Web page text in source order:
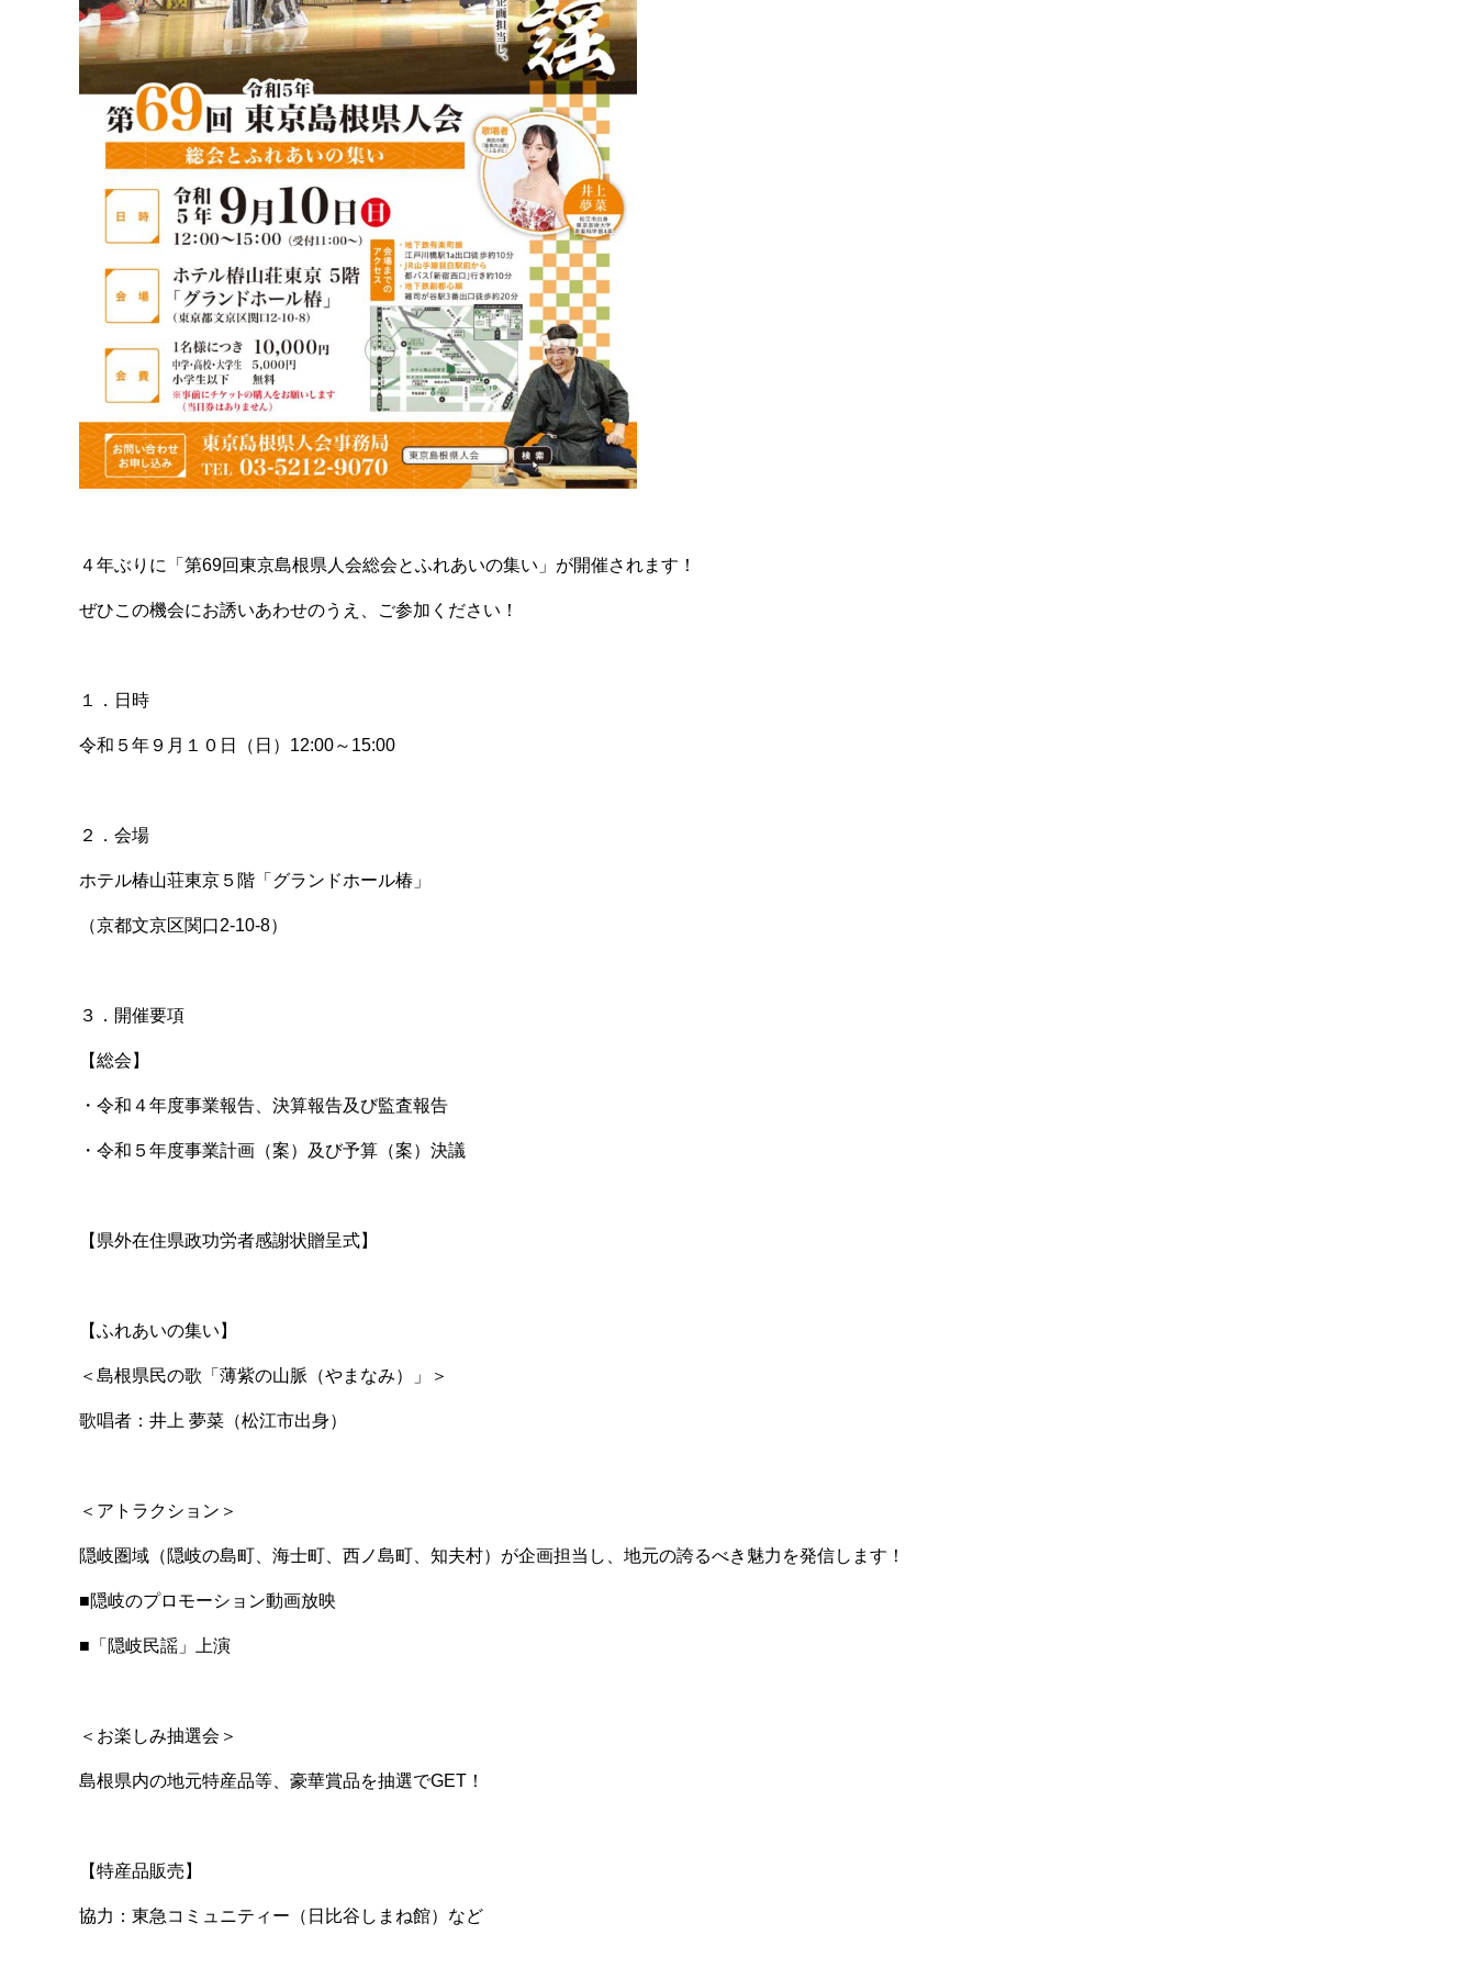
４年ぶりに「第69回東京島根県人会総会とふれあいの集い」が開催されます！
ぜひこの機会にお誘いあわせのうえ、ご参加ください！
１．日時
令和５年９月１０日（日）12:00～15:00
２．会場
ホテル椿山荘東京５階「グランドホール椿」
（京都文京区関口2-10-8）
３．開催要項
【総会】
・令和４年度事業報告、決算報告及び監査報告
・令和５年度事業計画（案）及び予算（案）決議
【県外在住県政功労者感謝状贈呈式】
【ふれあいの集い】
＜島根県民の歌「薄紫の山脈（やまなみ）」＞
歌唱者：井上 夢菜（松江市出身）
＜アトラクション＞
隠岐圏域（隠岐の島町、海士町、西ノ島町、知夫村）が企画担当し、地元の誇るべき魅力を発信します！
■隠岐のプロモーション動画放映
■「隠岐民謡」上演
＜お楽しみ抽選会＞
島根県内の地元特産品等、豪華賞品を抽選でGET！
【特産品販売】
協力：東急コミュニティー（日比谷しまね館）など